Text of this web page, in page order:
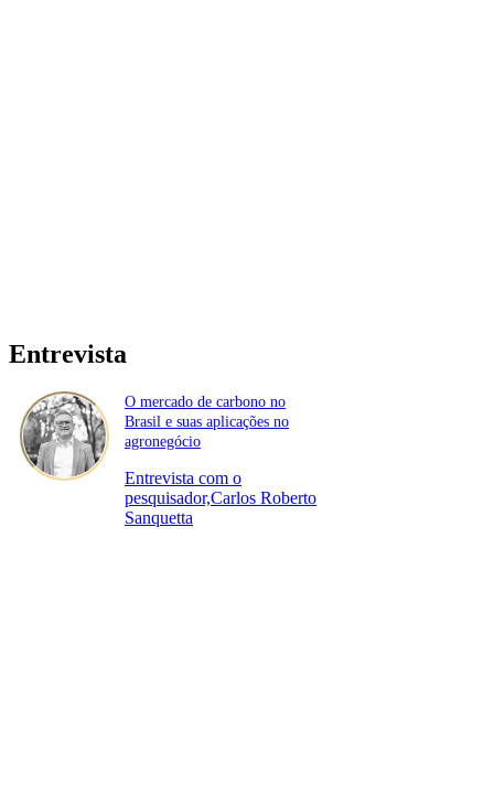
Entrevista
O mercado de carbono no
Brasil e suas aplicações no
agronegócio
Entrevista com o
pesquisador,Carlos Roberto
Sanquetta